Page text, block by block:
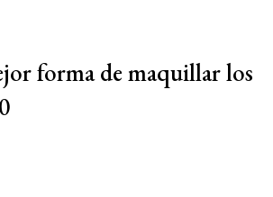
forma de maquillar los